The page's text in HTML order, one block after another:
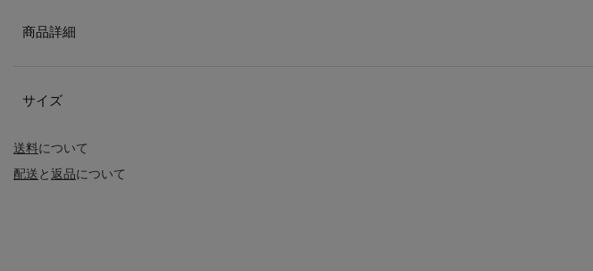
送料について
配送と返品について
商品詳細
サイズ